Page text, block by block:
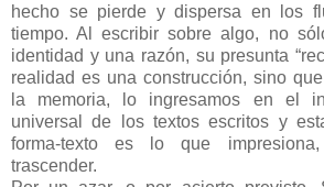
hecho se pierde y dispersa en los
tiempo. Al escribir sobre algo, no
identidad y una razón, su presunta
realidad es una construcción, sino
la memoria, lo ingresamos en el
universal de los textos escritos y
forma-texto es lo que
trascender.